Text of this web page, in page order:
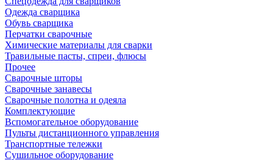
Одежда сварщика
Обувь сварщика
Перчатки сварочные
Химические материалы для сварки
Травильные пасты, спреи, флюсы
Прочее
Сварочные шторы
Сварочные занавесы
Сварочные полотна и одеяла
Комплектующие
Вспомогательное оборудование
Пульты дистанционного управления
Транспортные тележки
Сушильное оборудование